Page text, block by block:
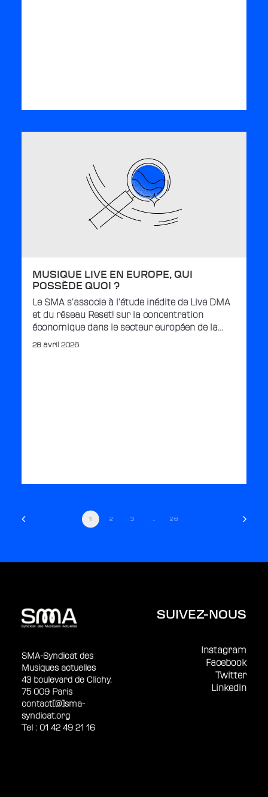
MUSIQUE LIVE EN EUROPE, QUI
POSSÈDE QUOI ?
Le SMA s’associe à l’étude inédite de Live DMA
et du réseau Reset! sur la concentration
économique dans le secteur européen de la…
28 avril 2026
1 2 3 26
SMA-Syndicat des
Musiques actuelles
43 boulevard de Clichy,
75 009 Paris
contact[@]sma-
syndicat.org
Tel : 01 42 49 21 16
SUIVEZ-NOUS
Instagram
Facebook
Twitter
Linkedin